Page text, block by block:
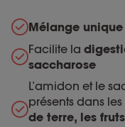
Mélange unique
Facilite la
saccharose
L’amidon et le
présents dans
de terre, les